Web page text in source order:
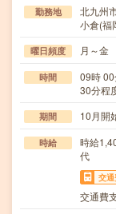
勤務地
北九州
小倉(福
曜日頻度 月～金
時間
09時
30分程
期間 10月開
時給
時給
代
交
交通費